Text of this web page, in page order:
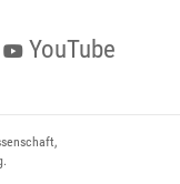
YouTube